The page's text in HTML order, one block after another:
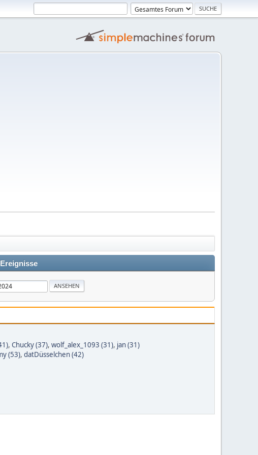
, Chucky (37), wolf_alex_1093 (31), jan (31)
(53), datDüsselchen (42)